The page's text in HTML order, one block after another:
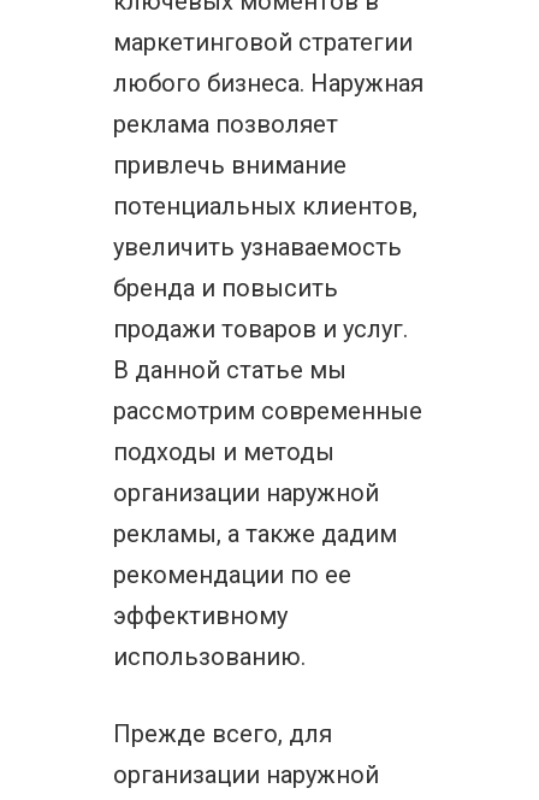
маркетинговой стратегии
любого бизнеса. Наружная
реклама позволяет
привлечь внимание
потенциальных клиентов,
увеличить узнаваемость
бренда и повысить
продажи товаров и услуг.
В данной статье мы
рассмотрим современные
подходы и методы
организации наружной
рекламы, а также дадим
рекомендации по ее
эффективному
использованию.
Прежде всего, для
организации наружной